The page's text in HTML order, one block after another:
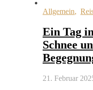
Allgemein,
Ein Tag
Schnee
21. Februar